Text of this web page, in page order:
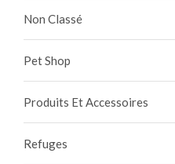
Non Classé
Pet Shop
Produits Et Accessoires
Refuges